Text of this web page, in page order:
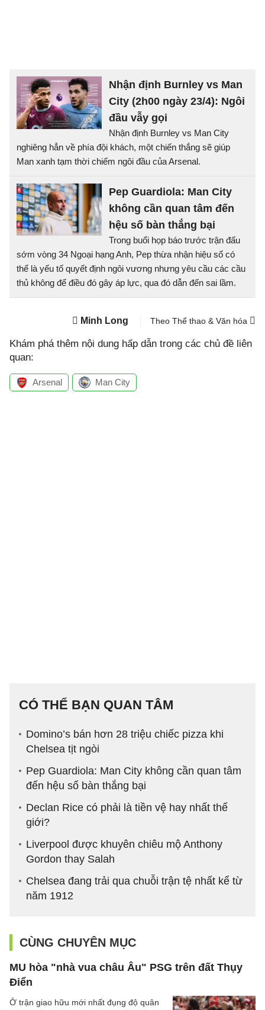
Nhận định Burnley vs Man
City (2h00 ngày 23/4): Ngôi
đầu vẫy gọi
Nhận định Burnley vs Man City
nghiêng hẳn về phía đội khách, một chiến thắng sẽ giúp
Man xanh tạm thời chiếm ngôi đầu của Arsenal.
Pep Guardiola: Man City
không cần quan tâm đến
hệu số bàn thắng bại
Trong buổi họp báo trước trận đấu
sớm vòng 34 Ngoại hạng Anh, Pep thừa nhận hiệu số có
thể là yếu tố quyết định ngôi vương nhưng yêu cầu các cầu
thủ không để điều đó gây áp lực, qua đó dẫn đến sai lầm.
Minh Long Theo Thể thao & Văn hóa
Khám phá thêm nội dung hấp dẫn trong các chủ đề liên
quan:
Arsenal Man City
CÓ THỂ BẠN QUAN TÂM
Domino’s bán hơn 28 triệu chiếc pizza khi
Chelsea tịt ngòi
Pep Guardiola: Man City không cần quan tâm
đến hệu số bàn thắng bại
Declan Rice có phải là tiền vệ hay nhất thế
giới?
Liverpool được khuyên chiêu mộ Anthony
Gordon thay Salah
Chelsea đang trải qua chuỗi trận tệ nhất kể từ
năm 1912
CÙNG CHUYÊN MỤC
MU hòa "nhà vua châu Âu" PSG trên đất Thụy
Điển
Ở trận giao hữu mới nhất đụng độ quân